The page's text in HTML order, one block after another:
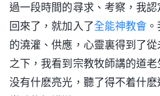
過一段時間的尋求、考察，我
回來了，就加入了全能神教會
的澆灌、供應，心靈裏得到了
之下，我看到宗教牧師講的道老
没有什麽亮光，聽了得不着什